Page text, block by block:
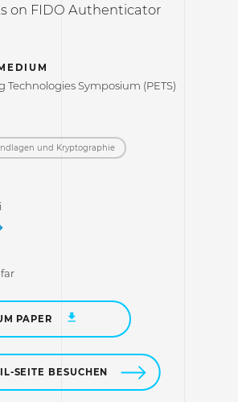
on FIDO Authenticator
Technologies Symposium (PETS)
und Kryptographie
PAPER
SEITE BESUCHEN